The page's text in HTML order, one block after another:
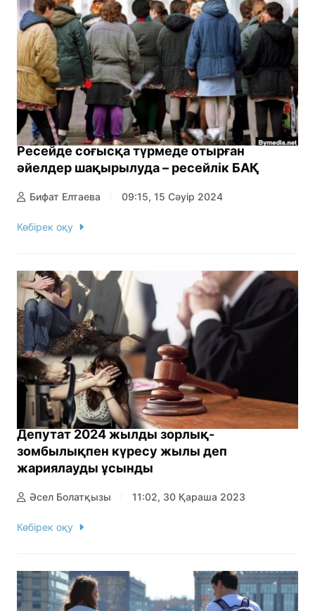
Ресейде соғысқа түрмеде отырған
әйелдер шақырылуда – ресейлік БАҚ
Бифат Елтаева 09:15, 15 Сәуір 2024
Көбірек оқу
Депутат 2024 жылды зорлық-
зомбылықпен күресу жылы деп
жариялауды ұсынды
Әсел Болатқызы 11:02, 30 Қараша 2023
Көбірек оқу